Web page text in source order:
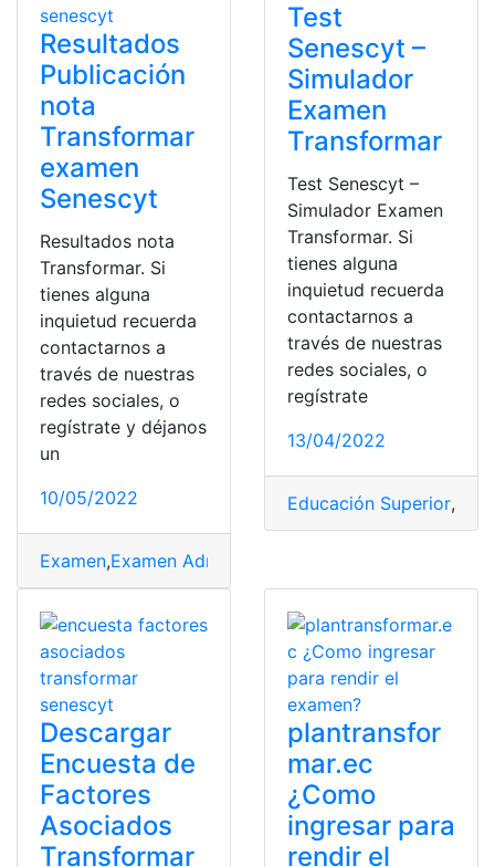
Resultados
Publicación
nota
Transformar
examen
Senescyt
Resultados nota
Transformar. Si
tienes alguna
inquietud recuerda
contactarnos a
través de nuestras
redes sociales, o
regístrate y déjanos
un
10/05/2022
Examen,Examen Admisión
Test
Senescyt –
Simulador
Examen
Transformar
Test Senescyt –
Simulador Examen
Transformar. Si
tienes alguna
inquietud recuerda
contactarnos a
través de nuestras
redes sociales, o
regístrate
13/04/2022
Educación Superior,
Descargar
Encuesta de
Factores
Asociados
Transformar
plantransfor
mar.ec
¿Como
ingresar para
rendir el